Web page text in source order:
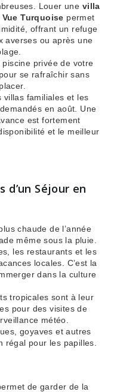
Louer une villa
Turquoise permet
offrant un refuge
averses ou après une
piscine privée de votre
se rafraîchir sans
villas familiales et les
en août. Une
est fortement
et le meilleur
d’un Séjour en
chaude de l’année
même sous la pluie.
les restaurants et les
locales. C’est la
dans la culture
tropicales sont à leur
pour des visites de
météo.
goyaves et autres
régal pour les papilles.
de garder de la